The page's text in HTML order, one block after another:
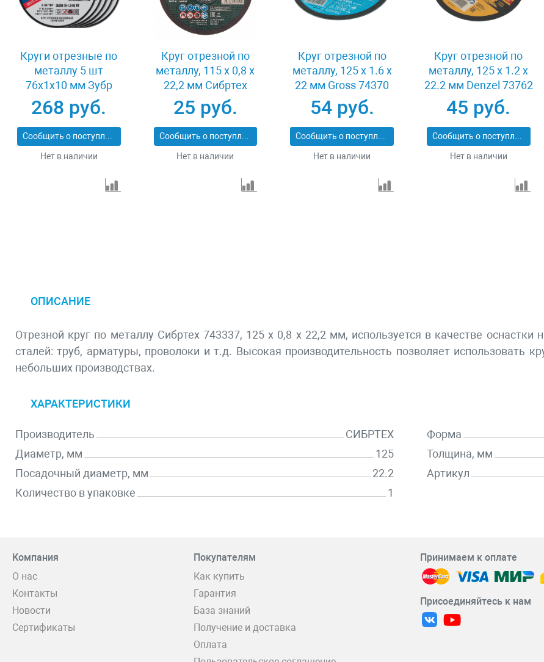
Круги отрезные по
металлу 5 шт
76x1x10 мм Зубр
36200-76-1.0-H5_z03
268 руб.
Сообщить о поступлении
Нет в наличии
Круг отрезной по
металлу, 115 х 0,8 х
22,2 мм Сибртех
743307
25 руб.
Сообщить о поступлении
Нет в наличии
Круг отрезной по
металлу, 125 х 1.6 х
22 мм Gross 74370
54 руб.
Сообщить о поступлении
Нет в наличии
Круг отрезной по
металлу, 125 х 1.2 х
22.2 мм Denzel 73762
45 руб.
Сообщить о поступлении
Нет в наличии
ОПИСАНИЕ
Отрезной круг по металлу Сибртех 743337, 125 х 0,8 х 22,2 мм, используется в качестве
сталей: труб, арматуры, проволоки и т.д. Высокая производительность позволяет использовать
небольших производствах.
ХАРАКТЕРИСТИКИ
Производитель
СИБРТЕХ
Диаметр, мм
125
Посадочный диаметр, мм
22.2
Количество в упаковке
1
Форма
Толщина, мм
Артикул
Компания
О нас
Контакты
Новости
Сертификаты
Покупателям
Как купить
Гарантия
База знаний
Получение и доставка
Оплата
Принимаем к оплате
Присоединяйтесь к нам